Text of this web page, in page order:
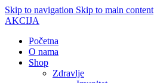
Skip to navigation Skip to main content
AKCIJA
Početna
O nama
Shop
Zdravlje